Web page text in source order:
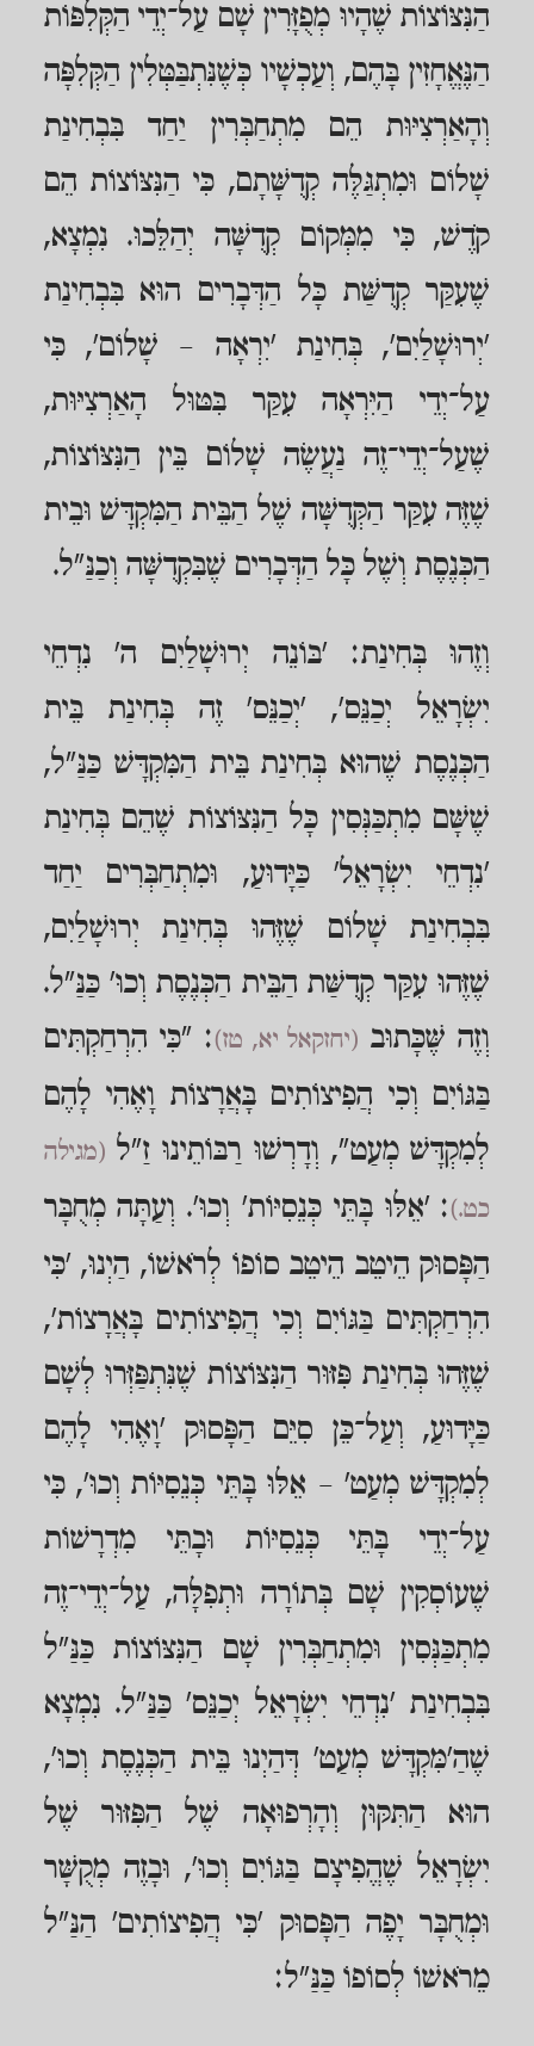
הַנִּצּוֹצוֹת שֶׁהָיוּ מְפֻזָּרִין שָׁם עַל־יְדֵי הַקְּלִפּוֹת
הַנֶּאֱחָזִין בָּהֶם, וְעַכְשָׁיו כְּשֶׁנִּתְבַּטְּלִין הַקְּלִפָּה
וְהָאַרְצִיּוּת הֵם מִתְחַבְּרִין יַחַד בִּבְחִינַת
שָׁלוֹם וּמִתְגַּלֶּה קְדֻשָּׁתָם, כִּי הַנִּצּוֹצוֹת הֵם
קֹדֶשׁ, כִּי מִמְּקוֹם קְדֻשָּׁה יְהַלֵּכוּ. נִמְצָא,
שֶׁעִקַּר קְדֻשַּׁת כָּל הַדְּבָרִים הוּא בִּבְחִינַת
'יְרוּשָׁלַיִם', בְּחִינַת 'יִרְאָה – שָׁלוֹם', כִּי
עַל־יְדֵי הַיִּרְאָה עִקַּר בִּטּוּל הָאַרְצִיּוּת,
שֶׁעַל־יְדֵי־זֶה נַעֲשֶׂה שָׁלוֹם בֵּין הַנִּצּוֹצוֹת,
שֶׁזֶּה עִקַּר הַקְּדֻשָּׁה שֶׁל הַבֵּית הַמִּקְדָּשׁ וּבֵית
הַכְּנֶסֶת וְשֶׁל כָּל הַדְּבָרִים שֶׁבִּקְדֻשָּׁה וְכַנַּ"ל.
וְזֶהוּ בְּחִינַת: 'בּוֹנֵה יְרוּשָׁלַיִם ה' נִדְחֵי
יִשְׂרָאֵל יְכַנֵּס', 'יְכַנֵּס' זֶה בְּחִינַת בֵּית
הַכְּנֶסֶת שֶׁהוּא בְּחִינַת בֵּית הַמִּקְדָּשׁ כַּנַּ"ל,
שֶׁשָּׁם מִתְכַּנְּסִין כָּל הַנִּצּוֹצוֹת שֶׁהֵם בְּחִינַת
'נִדְחֵי יִשְׂרָאֵל' כַּיָּדוּעַ, וּמִתְחַבְּרִים יַחַד
בִּבְחִינַת שָׁלוֹם שֶׁזֶּהוּ בְּחִינַת יְרוּשָׁלַיִם,
שֶׁזֶּהוּ עִקַּר קְדֻשַּׁת הַבֵּית הַכְּנֶסֶת וְכוּ' כַּנַּ"ל.
וְזֶה שֶּׁכָּתוּב (יחזקאל יא, טז): "כִּי הִרְחַקְתִּים
בַּגּוֹיִם וְכִי הֲפִיצוֹתִים בָּאֲרָצוֹת וָאֶהִי לָהֶם
לְמִקְדָּשׁ מְעַט", וְדָרְשׁוּ רַבּוֹתֵינוּ זַ"ל (מגילה
כט.): 'אֵלּוּ בָּתֵּי כְּנֵסִיּוֹת' וְכוּ'. וְעַתָּה מְחֻבָּר
הַפָּסוּק הֵיטֵב הֵיטֵב סוֹפוֹ לְרֹאשׁוֹ, הַיְנוּ, 'כִּי
הִרְחַקְתִּים בַּגּוֹיִם וְכִי הֲפִיצוֹתִים בָּאֲרָצוֹת',
שֶׁזֶּהוּ בְּחִינַת פִּזּוּר הַנִּצּוֹצוֹת שֶׁנִּתְפַּזְּרוּ לְשָׁם
כַּיָּדוּעַ, וְעַל־כֵּן סִיֵּם הַפָּסוּק 'וָאֶהִי לָהֶם
לְמִקְדָּשׁ מְעַט' – אֵלּוּ בָּתֵּי כְּנֵסִיּוֹת וְכוּ', כִּי
עַל־יְדֵי בָּתֵּי כְּנֵסִיּוֹת וּבָתֵּי מִדְרָשׁוֹת
שֶׁעוֹסְקִין שָׁם בְּתוֹרָה וּתְפִלָּה, עַל־יְדֵי־זֶה
מִתְכַּנְּסִין וּמִתְחַבְּרִין שָׁם הַנִּצּוֹצוֹת כַּנַּ"ל
בִּבְחִינַת 'נִדְחֵי יִשְׂרָאֵל יְכַנֵּס' כַּנַּ"ל. נִמְצָא
שֶׁהַ'מִּקְדָּשׁ מְעַט' דְּהַיְנוּ בֵּית הַכְּנֶסֶת וְכוּ',
הוּא הַתִּקּוּן וְהָרְפוּאָה שֶׁל הַפִּזּוּר שֶׁל
יִשְׂרָאֵל שֶׁהֱפִיצָם בַּגּוֹיִם וְכוּ', וּבָזֶה מְקֻשָּׁר
וּמְחֻבָּר יָפֶה הַפָּסוּק 'כִּי הֲפִיצוֹתִים' הַנַּ"ל
מֵרֹאשׁוֹ לְסוֹפוֹ כַּנַּ"ל: